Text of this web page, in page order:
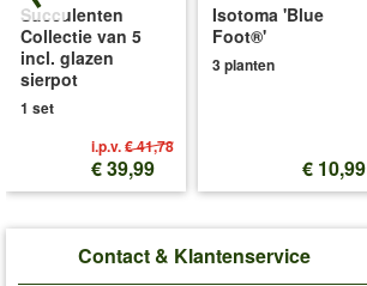
Succulenten
Collectie van 5
incl. glazen
sierpot
1 set
i.p.v.€ 41,78
€ 39,99
Isotoma 'Blue
Foot®'
3 planten
€ 10,99
Contact & Klantenservice